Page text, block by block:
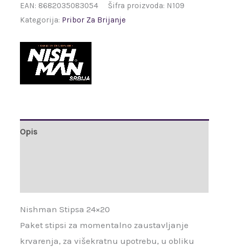
EAN: 8682035083054 Šifra proizvoda: N109
Kategorija: Pribor Za Brijanje
Opis
Nishman Stipsa 24×20
Paket stipsi za momentalno zaustavljanje
krvarenja, za višekratnu upotrebu, u obliku